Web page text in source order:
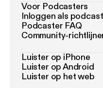
Voor Podcasters
Inloggen als
Podcaster FAQ
Community-
Luister op iPhone
Luister op Android
Luister op het web